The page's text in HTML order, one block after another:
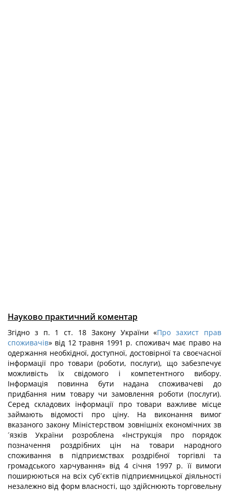
Науково практичний коментар
Згідно з п. 1 ст. 18 Закону України «Про захист прав
споживачів» від 12 травня 1991 р. споживач має право на
одержання необхідної, доступної, достовірної та своєчасної
інформації про товари (роботи, послуги), що забезпечує
можливість їх свідомого і компетентного вибору.
Інформація повинна бути надана споживачеві до
придбання ним товару чи замовлення роботи (послуги).
Серед складових інформації про товари важливе місце
займають відомості про ціну. На виконання вимог
вказаного закону Міністерством зовнішніх економічних зв
´язків України розроблена «Інструкція про порядок
позначення роздрібних цін на товари народного
споживання в підприємствах роздрібної торгівлі та
громадського харчування» від 4 січня 1997 р. її вимоги
поширюються на всіх суб´єктів підприємницької діяльності
незалежно від форм власності, що здійснюють торговельну